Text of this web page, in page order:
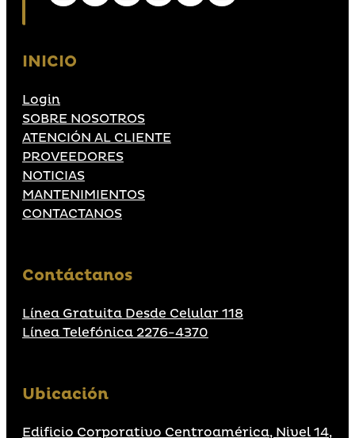
INICIO
Login
SOBRE NOSOTROS
ATENCIÓN AL CLIENTE
PROVEEDORES
NOTICIAS
MANTENIMIENTOS
CONTACTANOS
Contáctanos
Línea Gratuita Desde Celular 118
Línea Telefónica 2276-4370
Ubicación
Edificio Corporativo Centroamérica, Nivel 14,